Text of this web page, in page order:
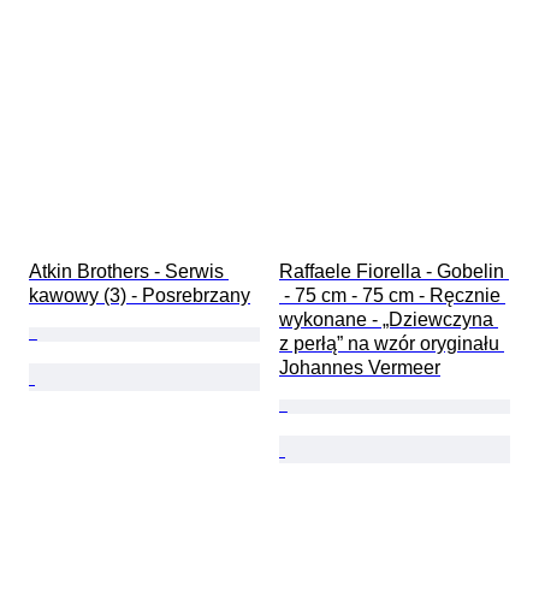
Atkin Brothers - Serwis
kawowy (3) - Posrebrzany
Raffaele Fiorella - Gobelin
- 75 cm - 75 cm - Ręcznie
wykonane - „Dziewczyna
z perłą” na wzór oryginału
Johannes Vermeer